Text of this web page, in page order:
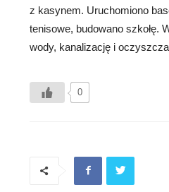
z kasynem. Uruchomiono
tenisowe, budowano szkołę.
wody, kanalizację i
0